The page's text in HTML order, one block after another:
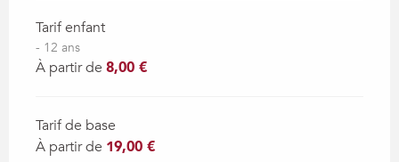
Tarif enfant
- 12 ans
À partir de 8,00 €
Tarif de base
À partir de 19,00 €